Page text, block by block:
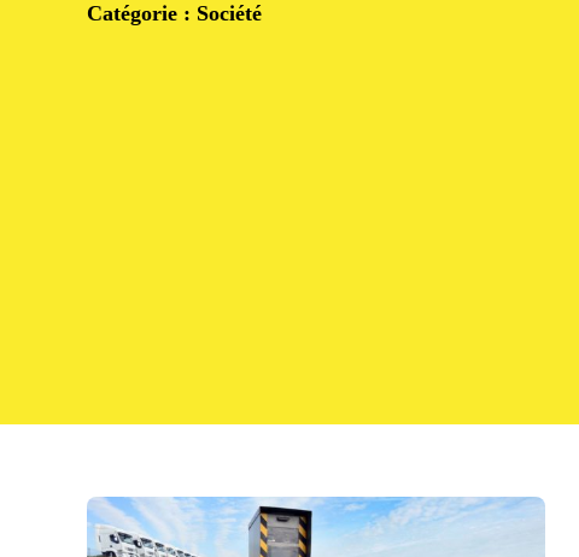
Catégorie : Société